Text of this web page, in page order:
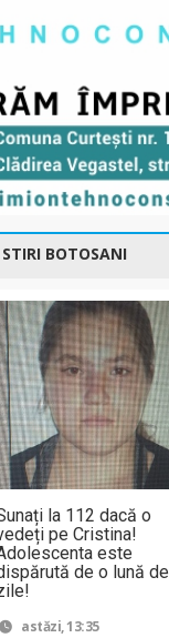
BOTOSANI
la 112 dacă o
pe Cristina!
este
de o lună de
astăzi, 13:35